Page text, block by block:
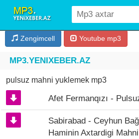
Zengimcell Youtube mp3
MP3.YENIXEBER.AZ
pulsuz mahni yuklemek mp3
Afet Fermanqızı -
Sabirabad - Ceyhun
Haminin Axtardigi